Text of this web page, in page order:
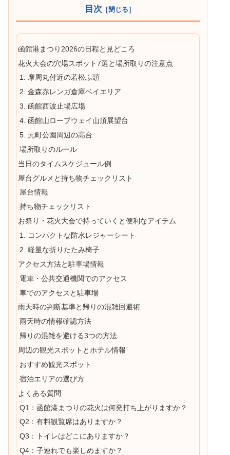
目次
函館港まつり2026の日程と見どころ
花火大会の穴場スポット7選と場所取りの注意点
1. 摩周丸付近の若松ふ頭
2. 金森赤レンガ倉庫ベイエリア
3. 函館西波止場広場
4. 函館山ロープウェイ山頂展望台
5. 元町公園周辺の高台
場所取りのルール
当日のタイムスケジュール例
屋台グルメと持ち物チェックリスト
屋台情報
持ち物チェックリスト
お祭り・花火大会で持っていくと便利なアイテム
1. コンパクトな防水レジャーシート
2. 軽量な折りたたみ椅子
アクセス方法と駐車場情報
電車・公共交通機関でのアクセス
車でのアクセスと駐車場
雨天時の判断基準と帰りの混雑回避術
雨天時の情報確認方法
帰りの混雑を避ける3つの方法
周辺の観光スポットとホテル情報
おすすめ観光スポット
宿泊エリアの選び方
よくある質問
Q1：函館港まつりの花火は何発打ち上がりますか？
Q2：有料観覧席はありますか？
Q3：トイレはどこにありますか？
Q4：子連れでも楽しめますか？